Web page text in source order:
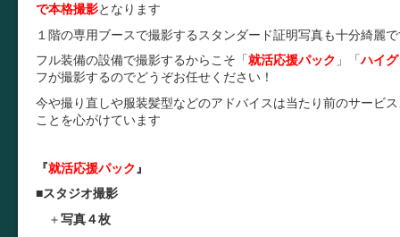
で本格撮影となります
１階の専用ブースで撮影するスタンダード証明写真も十分綺麗
フル装備の設備で撮影するからこそ 「就活応援パック 」 「ハイ
フが撮影するのでどうぞお任せください！
今や撮り直しや服装髪型などのアドバイスは当たり前のサービ
ことを心がけています
『就活応援パック 』
■スタジオ撮影
＋写真４枚